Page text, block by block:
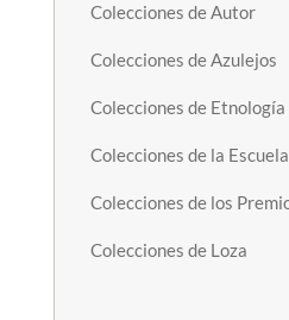
Colecciones de Autor
Colecciones de Azulejos
Colecciones de
Colecciones de la
Colecciones de los
Colecciones de Loza